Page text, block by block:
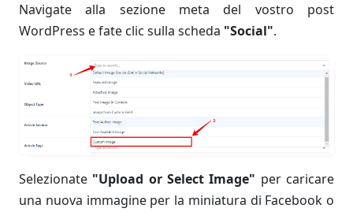
Navigate alla sezione meta del vostro post
WordPress e fate clic sulla scheda "Social".
Selezionate "Upload or Select Image" per caricare
una nuova immagine per la miniatura di Facebook o